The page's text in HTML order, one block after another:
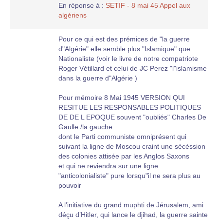
En réponse à : SETIF - 8 mai 45 Appel aux
algériens
Pour ce qui est des prémices de "la guerre
d"Algérie" elle semble plus "Islamique" que
Nationaliste (voir le livre de notre compatriote
Roger Vétillard et celui de JC Perez "l"islamisme
dans la guerre d"Algérie )
Pour mémoire 8 Mai 1945 VERSION QUI
RESITUE LES RESPONSABLES POLITIQUES
DE DE L EPOQUE souvent "oubliés" Charles De
Gaulle /la gauche
dont le Parti communiste omniprésent qui
suivant la ligne de Moscou craint une sécéssion
des colonies attisée par les Anglos Saxons
et qui ne reviendra sur une ligne
"anticolonialiste" pure lorsqu"il ne sera plus au
pouvoir
A l’initiative du grand muphti de Jérusalem, ami
déçu d’Hitler, qui lance le djihad, la guerre sainte